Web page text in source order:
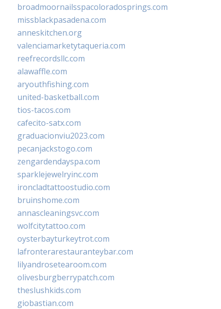
broadmoornailsspacoloradosprings.com
missblackpasadena.com
anneskitchen.org
valenciamarketytaqueria.com
reefrecordsllc.com
alawaffle.com
aryouthfishing.com
united-basketball.com
tios-tacos.com
cafecito-satx.com
graduacionviu2023.com
pecanjackstogo.com
zengardendayspa.com
sparklejewelryinc.com
ironcladtattoostudio.com
bruinshome.com
annascleaningsvc.com
wolfcitytattoo.com
oysterbayturkeytrot.com
lafronterarestauranteybar.com
lilyandrosetearoom.com
olivesburgberrypatch.com
theslushkids.com
giobastian.com